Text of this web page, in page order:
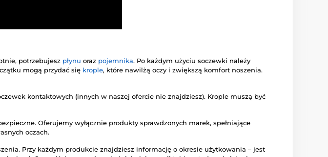
potrzebujesz płynu oraz pojemnika. Po każdym użyciu soczewki należy
mogą przydać się krople, które nawilżą oczy i zwiększą komfort noszenia.
kontaktowych (innych w naszej ofercie nie znajdziesz). Krople muszą być
Oferujemy wyłącznie produkty sprawdzonych marek, spełniające
oczach.
Przy każdym produkcie znajdziesz informację o okresie użytkowania – jest